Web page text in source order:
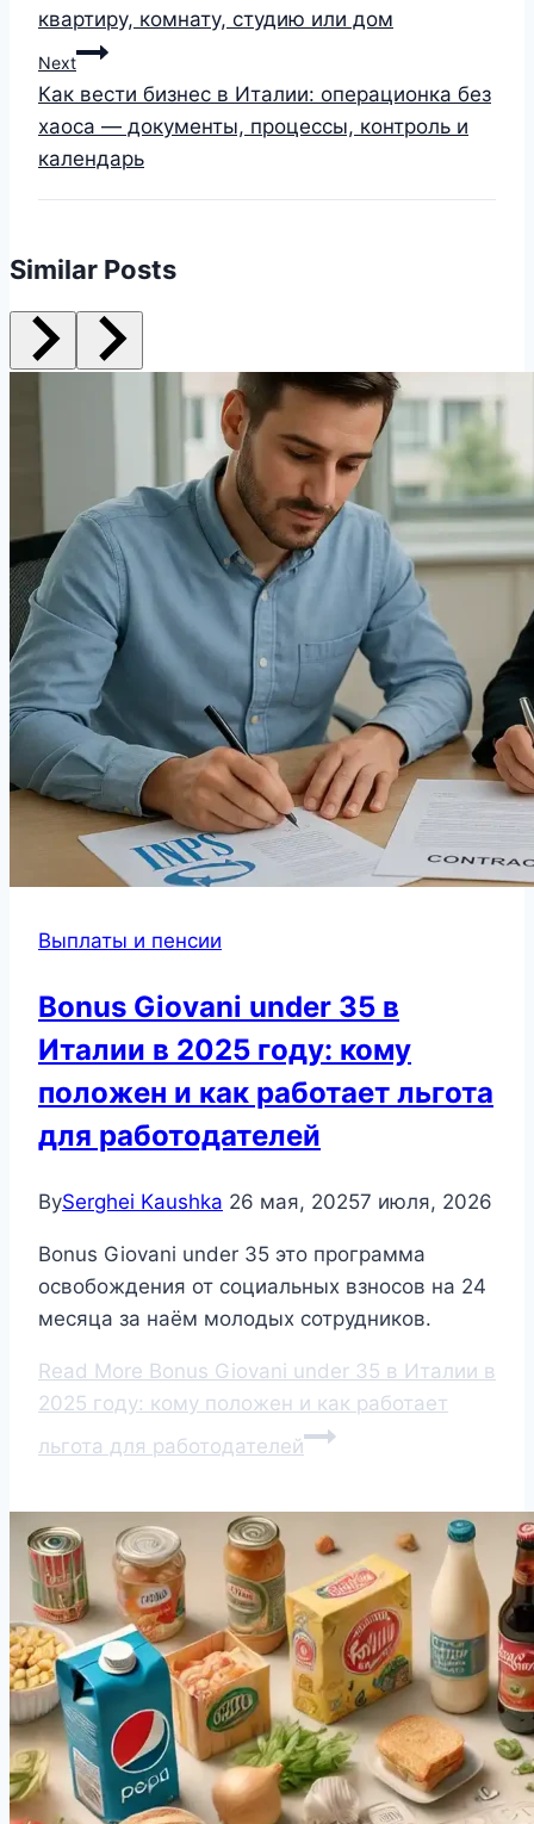
квартиру, комнату, студию или дом
Next
Как вести бизнес в Италии: операционка без
хаоса — документы, процессы, контроль и
календарь
Similar Posts
Выплаты и пенсии
Bonus Giovani under 35 в
Италии в 2025 году: кому
положен и как работает льгота
для работодателей
BySerghei Kaushka 26 мая, 20257 июля, 2026
Bonus Giovani under 35 это программа
освобождения от социальных взносов на 24
месяца за наём молодых сотрудников.
Read More Bonus Giovani under 35 в Италии в
2025 году: кому положен и как работает
льгота для работодателей